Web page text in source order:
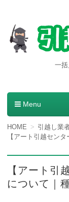
【引越
引越し料金一
一括
Menu
コンテンツへ移
HOME
引越し業
【アート引
について｜